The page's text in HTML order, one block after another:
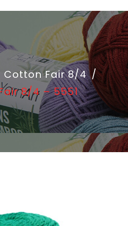
Cotton Fair 8/4 /
8/4 – 5551